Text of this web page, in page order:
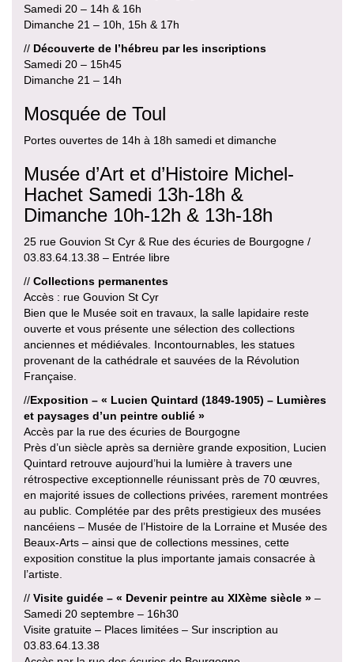
Samedi 20 – 14h & 16h
Dimanche 21 – 10h, 15h & 17h
// Découverte de l’hébreu par les inscriptions
Samedi 20 – 15h45
Dimanche 21 – 14h
Mosquée de Toul
Portes ouvertes de 14h à 18h samedi et dimanche
Musée d’Art et d’Histoire Michel-
Hachet Samedi 13h-18h &
Dimanche 10h-12h & 13h-18h
25 rue Gouvion St Cyr & Rue des écuries de Bourgogne /
03.83.64.13.38 – Entrée libre
// Collections permanentes
Accès : rue Gouvion St Cyr
Bien que le Musée soit en travaux, la salle lapidaire reste
ouverte et vous présente une sélection des collections
anciennes et médiévales. Incontournables, les statues
provenant de la cathédrale et sauvées de la Révolution
Française.
//Exposition – « Lucien Quintard (1849-1905) – Lumières
et paysages d’un peintre oublié »
Accès par la rue des écuries de Bourgogne
Près d’un siècle après sa dernière grande exposition, Lucien
Quintard retrouve aujourd’hui la lumière à travers une
rétrospective exceptionnelle réunissant près de 70 œuvres,
en majorité issues de collections privées, rarement montrées
au public. Complétée par des prêts prestigieux des musées
nancéiens – Musée de l’Histoire de la Lorraine et Musée des
Beaux-Arts – ainsi que de collections messines, cette
exposition constitue la plus importante jamais consacrée à
l’artiste.
// Visite guidée – « Devenir peintre au XIXème siècle » –
Samedi 20 septembre – 16h30
Visite gratuite – Places limitées – Sur inscription au
03.83.64.13.38